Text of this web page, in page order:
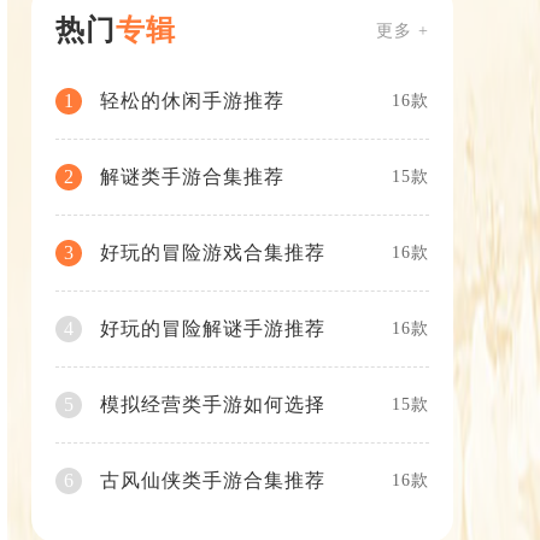
热门专辑 更多 +
1 轻松的休闲手游推荐 16款
2 解谜类手游合集推荐 15款
3 好玩的冒险游戏合集推荐 16款
4 好玩的冒险解谜手游推荐 16款
5 模拟经营类手游如何选择 15款
6 古风仙侠类手游合集推荐 16款